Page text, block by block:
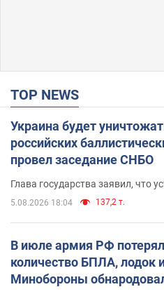
TOP NEWS
Украина будет
российских
провел заседание СНБО
Глава государства заявил, что
5.08.2026 18:04 137,2 т.
В июле армия РФ
количество БПЛА, лодок
Минобороны